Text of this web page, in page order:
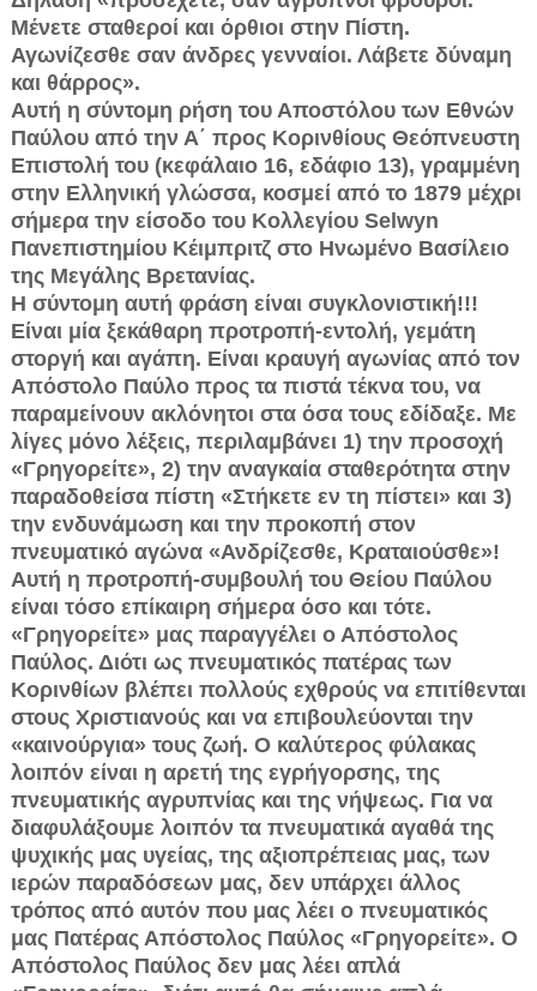
Μένετε σταθεροί και όρθιοι στην Πίστη.
Αγωνίζεσθε σαν άνδρες γενναίοι. Λάβετε δύναμη
και θάρρος».
Αυτή η σύντομη ρήση του Αποστόλου των Εθνών
Παύλου από την Α΄ προς Κορινθίους Θεόπνευστη
Επιστολή του (κεφάλαιο 16, εδάφιο 13), γραμμένη
στην Ελληνική γλώσσα, κοσμεί από το 1879 μέχρι
σήμερα την είσοδο του Κολλεγίου Selwyn
Πανεπιστημίου Κέιμπριτζ στο Ηνωμένο Βασίλειο
της Μεγάλης Βρετανίας.
Η σύντομη αυτή φράση είναι συγκλονιστική!!!
Είναι μία ξεκάθαρη προτροπή-εντολή, γεμάτη
στοργή και αγάπη. Είναι κραυγή αγωνίας από τον
Απόστολο Παύλο προς τα πιστά τέκνα του, να
παραμείνουν ακλόνητοι στα όσα τους εδίδαξε. Με
λίγες μόνο λέξεις, περιλαμβάνει 1) την προσοχή
«Γρηγορείτε», 2) την αναγκαία σταθερότητα στην
παραδοθείσα πίστη «Στήκετε εν τη πίστει» και 3)
την ενδυνάμωση και την προκοπή στον
πνευματικό αγώνα «Ανδρίζεσθε, Κραταιούσθε»!
Αυτή η προτροπή-συμβουλή του Θείου Παύλου
είναι τόσο επίκαιρη σήμερα όσο και τότε.
«Γρηγορείτε» μας παραγγέλει ο Απόστολος
Παύλος. Διότι ως πνευματικός πατέρας των
Κορινθίων βλέπει πολλούς εχθρούς να επιτίθενται
στους Χριστιανούς και να επιβουλεύονται την
«καινούργια» τους ζωή. Ο καλύτερος φύλακας
λοιπόν είναι η αρετή της εγρήγορσης, της
πνευματικής αγρυπνίας και της νήψεως. Για να
διαφυλάξουμε λοιπόν τα πνευματικά αγαθά της
ψυχικής μας υγείας, της αξιοπρέπειας μας, των
ιερών παραδόσεων μας, δεν υπάρχει άλλος
τρόπος από αυτόν που μας λέει ο πνευματικός
μας Πατέρας Απόστολος Παύλος «Γρηγορείτε». Ο
Απόστολος Παύλος δεν μας λέει απλά